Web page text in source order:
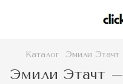
Каталог Эмили Этачт
Эмили Этачт